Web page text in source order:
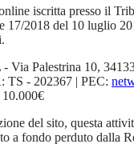
iscritta presso il
17/2018 del 10 luglio
Via Palestrina 10,
TS - 202367 | PEC:
del sito, questa
a fondo perduto dalla